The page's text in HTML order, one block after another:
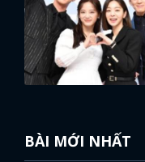
BÀI MỚI NHẤT